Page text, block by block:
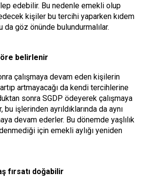
edebilir. Bu nedenle emekli olup
kişiler bu tercihi yaparken kıdem
da göz önünde bulundurmalılar.
belirlenir
çalışmaya devam eden kişilerin
artmayacağı da kendi tercihlerine
sonra SGDP ödeyerek çalışmaya
işlerinden ayrıldıklarında da aynı
devam ederler. Bu dönemde yaşlılık
için emekli aylığı yeniden
fırsatı doğabilir